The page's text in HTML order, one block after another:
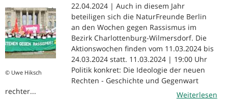
© Uwe Hiksch
22.04.2024 | Auch in diesem Jahr
beteiligen sich die NaturFreunde Berlin
an den Wochen gegen Rassismus im
Bezirk Charlottenburg-Wilmersdorf. Die
Aktionswochen finden vom 11.03.2024 bis
24.03.2024 statt. 11.03.2024 | 19:00 Uhr
Politik konkret: Die Ideologie der neuen
Rechten - Geschichte und Gegenwart
rechter...
Weiterlesen